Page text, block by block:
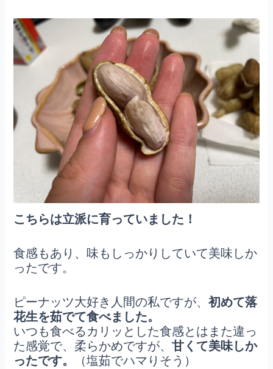
こちらは立派に育っていました！
食感もあり、味もしっかりしていて美味しか
ったです。
ピーナッツ大好き人間の私ですが、初めて落
花生を茹でて食べました。
いつも食べるカリッとした食感とはまた違っ
た感覚で、柔らかめですが、甘くて美味しか
ったです。
（塩茹でハマりそう）